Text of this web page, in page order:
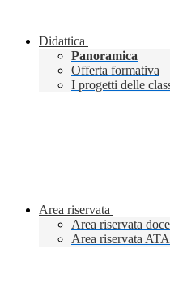
Didattica
Panoramica
Offerta formativa
I progetti delle
Area riservata
Area riservata
Area riservata ATA